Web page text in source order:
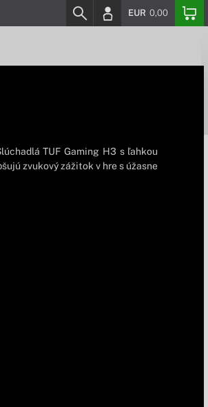
EUR 0,00
TUF Gaming H3 s ľahkou
zvukový zážitok v hre s úžasne